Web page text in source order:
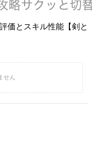
価とスキル性能【剣と